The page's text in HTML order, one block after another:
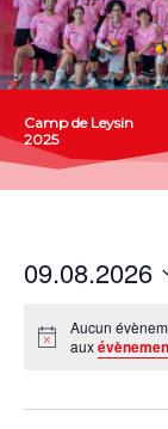
Camp de Leysin
2025
09.08.2026
une
Aucun
aux